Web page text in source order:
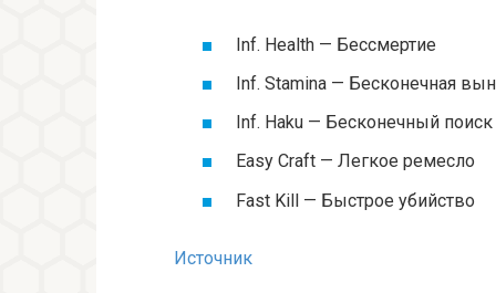
Inf. Health — Бессмертие
Inf. Stamina — Бесконечная
Inf. Haku — Бесконечный поиск
Easy Craft — Легкое ремесло
Fast Kill — Быстрое убийство
Источник